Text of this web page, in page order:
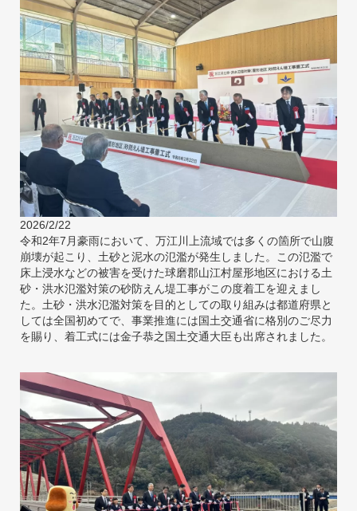
2026/2/22
令和2年7月豪雨において、万江川上流域では多くの箇所で山腹
崩壊が起こり、土砂と泥水の氾濫が発生しました。この氾濫で
床上浸水などの被害を受けた球磨郡山江村屋形地区における土
砂・洪水氾濫対策の砂防えん堤工事がこの度着工を迎えまし
た。土砂・洪水氾濫対策を目的としての取り組みは都道府県と
しては全国初めてで、事業推進には国土交通省に格別のご尽力
を賜り、着工式には金子恭之国土交通大臣も出席されました。